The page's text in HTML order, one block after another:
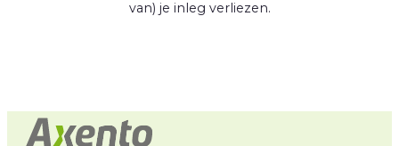
van) je inleg verliezen.